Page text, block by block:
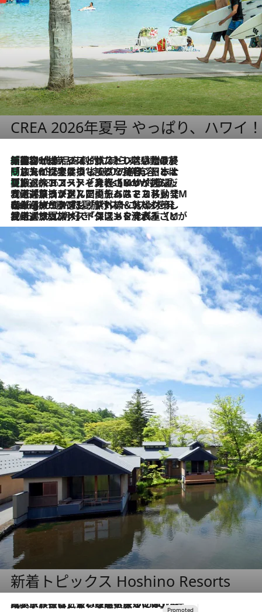
CREA 2026年夏号 やっぱり、ハワイ
2026.8.6
「荷物が増えるほど旅ストレスは増す」美容ジャーナリストがたどり着いた最終結論。“化粧品を劇的に減らす”感動の凝縮美容とは
2026.8.6
「旅先には金髪ウィッグを持参」日本と同じメイクでは損してる!? 美容ジャーナリストが提案する“掟破りの旅美容”とは
2026.8.6
【厳選旅コスメ】「身軽さ＆UV対策重視！」ヘアアーティストshucoが選んだ夏旅ベストコスメを発表【Mサイズジップ】
2026.8.5
【厳選旅コスメ】国内をあちこち移動する河井菜摘が選んだ夏旅ベストコスメ発表！「リラックスアイテムはマスト」【Mサイズジップ】
2026.8.4
【厳選旅コスメ】「紫外線＆乾燥対策しながらメイク感も！」ヘア＆メイクGeorgeが選んだ夏旅ベストコスメを発表！【Mサイズジップ】
2026.8.3
【厳選旅コスメ】「保湿もタイパ重視！」“サウナ好き”タレント清水みさとが愛用する夏旅ベストコスメを発表！【Mサイズジップ】
新着トピックス Hoshino Resorts
2026.7.31
【ホテル帰省】という選択肢をOMOが提案。家族とほどよい距離を保つには「昼は実家、夜は気兼ねなくホテルで！」